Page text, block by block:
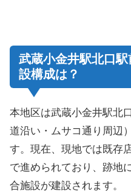
武蔵小金井駅北口
設構成は？
本地区は武蔵小金井駅北
道沿い・ムサコ通り周辺
す。現在、現地では既存
で進められており、跡地
合施設が建設されます。